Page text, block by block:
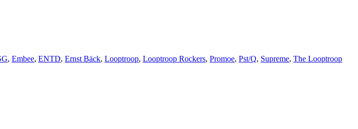
, Embee, ENTD, Ernst Bäck, Looptroop, Looptroop Rockers, Promoe, Pst/Q, Supreme, The Looptroop